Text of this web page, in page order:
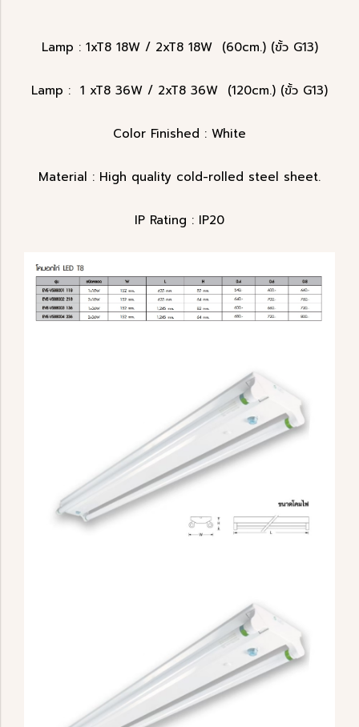
Lamp : 1xT8 18W / 2xT8 18W (60cm.) (ขั้ว G13)
Lamp : 1 xT8 36W / 2xT8 36W (120cm.) (ขั้ว G13)
Color Finished : White
Material : High quality cold-rolled steel sheet.
IP Rating : IP20